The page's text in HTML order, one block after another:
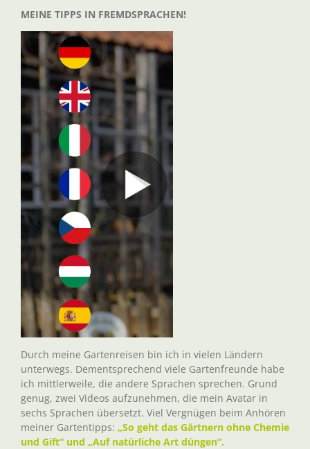
MEINE TIPPS IN FREMDSPRACHEN!
Durch meine Gartenreisen bin ich in vielen Ländern
unterwegs. Dementsprechend viele Gartenfreunde habe
ich mittlerweile, die andere Sprachen sprechen. Grund
genug, zwei Videos aufzunehmen, die mein Avatar in
sechs Sprachen übersetzt. Viel Vergnügen beim Anhören
meiner Gartentipps: „So geht das Gärtnern ohne Chemie
und Gift“ und „Auf natürliche Art düngen“.